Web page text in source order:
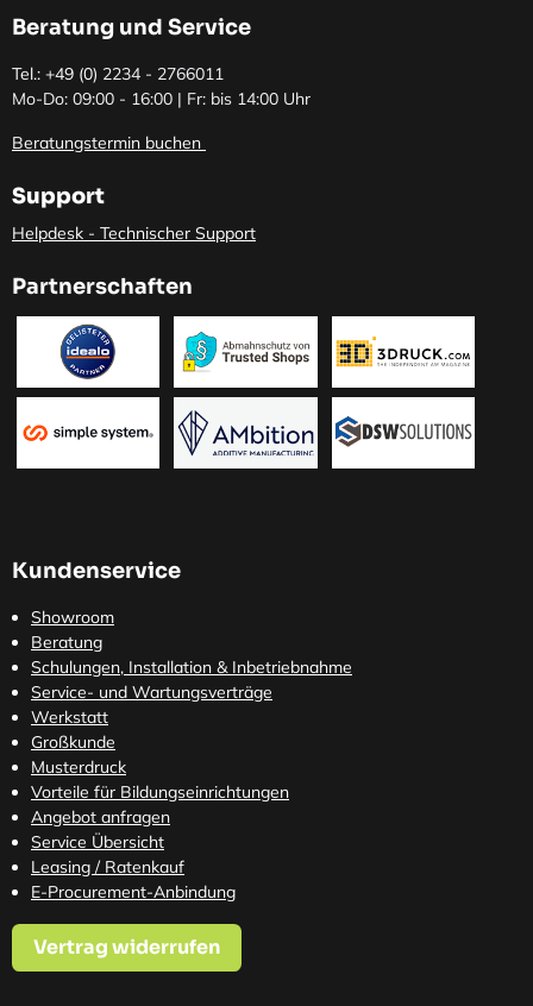
Beratung und Service
Tel.: +49 (0) 2234 - 2766011
Mo-Do: 09:00 - 16:00 | Fr: bis 14:00 Uhr
Beratungstermin buchen
Support
Helpdesk - Technischer Support
Partnerschaften
Kundenservice
Showroom
Beratung
Schulungen, Installation & Inbetriebnahme
Service- und Wartungsverträge
Werkstatt
Großkunde
Musterdruck
Vorteile für Bildungseinrichtungen
Angebot anfragen
Service Übersicht
Leasing / Ratenkauf
E-Procurement-Anbindung
Vertrag widerrufen